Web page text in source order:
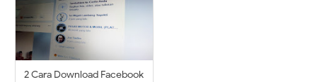
2 Cara Download Facebook